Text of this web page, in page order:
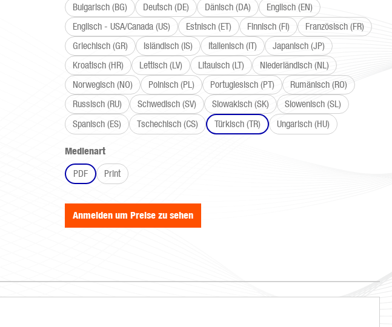
Bulgarisch (BG)
Deutsch (DE) Dänisch (DA)
Englisch (EN)
Englisch - USA/Canada (US)
Estnisch (ET) Finnisch (FI)
Französisch (FR)
Griechisch (GR)
Isländisch (IS) Italienisch (IT)
Japanisch (JP)
Kroatisch (HR)
Lettisch (LV) Litauisch (LT)
Niederländisch (NL)
Norwegisch (NO)
Polnisch (PL) Portugiesisch (PT)
Rumänisch (RO)
Russisch (RU)
Schwedisch (SV) Slowakisch (SK)
Slowenisch (SL)
Spanisch (ES)
Tschechisch (CS) Türkisch (TR) Ungarisch (HU)
Medienartauswählen
PDF
Print
Anmelden um Preise zu sehen